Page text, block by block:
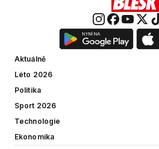
Aktuálně
Léto 2026
Politika
Sport 2026
Technologie
Ekonomika